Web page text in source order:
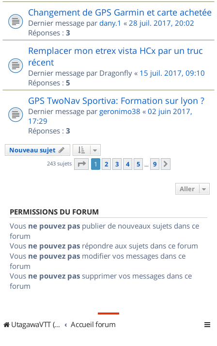
Changement de GPS Garmin et carte achetée
Dernier message par dany.1 « 28 juil. 2017, 20:02
Réponses : 3
Remplacer mon etrex vista HCx par un truc
récent
Dernier message par Dragonfly « 15 juil. 2017, 09:10
Réponses : 5
GPS TwoNav Sportiva: Formation sur lyon ?
Dernier message par geronimo38 « 02 juin 2017,
17:29
Réponses : 3
Nouveau sujet
243 sujets Page 1sur
1 2 3 4 5 … 9
Aller
PERMISSIONS DU FORUM
Vous ne pouvez pas publier de nouveaux sujets dans ce
forum
Vous ne pouvez pas répondre aux sujets dans ce forum
Vous ne pouvez pas modifier vos messages dans ce
forum
Vous ne pouvez pas supprimer vos messages dans ce
forum
UtagawaVTT (Randos VTT et VTTAE avec traces GPS) Accueil forum